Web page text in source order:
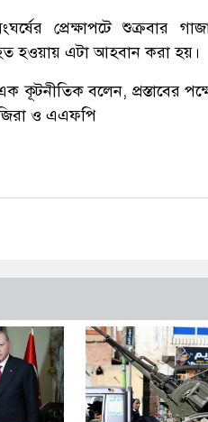
প্রেক্ষাপটে শুক্রবার গাজা
হওয়ায় এটা আহবান করা হয়।
কূটনীতিক বলেন, প্রস্তাবের
ও এএফপি